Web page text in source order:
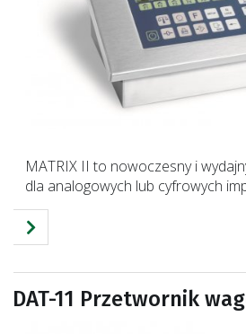
MATRIX II to nowoczesny i
dla analogowych lub cyfrowych
DAT-11 Przetwornik